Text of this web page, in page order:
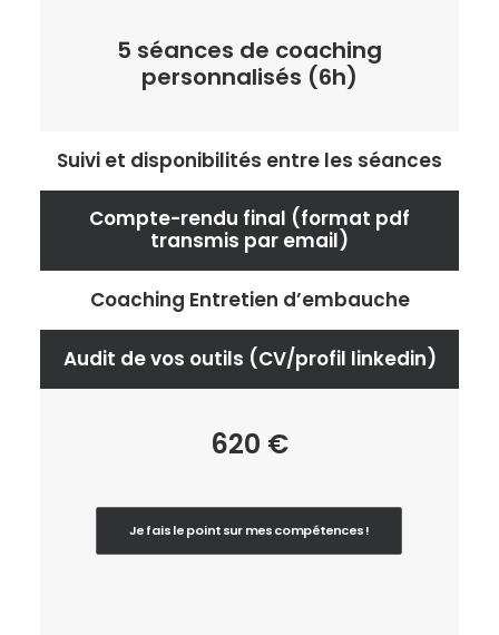
5 séances de coaching
personnalisés (6h)
Suivi et disponibilités entre les séances
Compte-rendu final (format pdf
transmis par email)
Coaching Entretien d’embauche
Audit de vos outils (CV/profil linkedin)
620 €
Je fais le point sur mes compétences !